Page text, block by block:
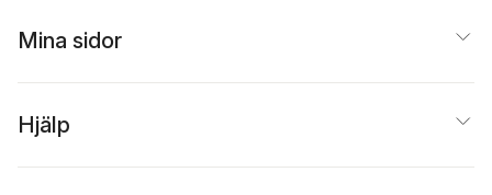
Tommy Andersson
Snider,Clara Thor,
Mina sidor
Hjälp